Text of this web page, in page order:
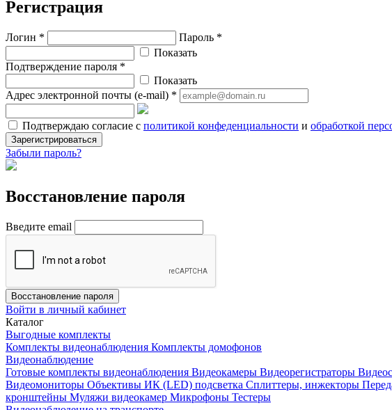
Регистрация
Логин *
Пароль *
Показать
Подтверждение пароля *
Показать
Адрес электронной почты (e-mail) *
Подтверждаю согласие с политикой конфеденциальности и обработкой
Зарегистрироваться
Забыли пароль?
Восстановление пароля
Введите email
Восстановление пароля
Войти в личный кабинет
Каталог
Выгодные комплекты
Комплекты видеонаблюдения Комплекты домофонов
Видеонаблюдение
Готовые комплекты видеонаблюдения Видеокамеры Видеорегистраторы
Видеомониторы Объективы ИК (LED) подсветка Сплиттеры, инжекторы
кронштейны Муляжи видеокамер Микрофоны Тестеры